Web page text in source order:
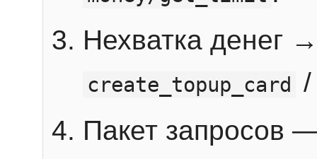
Нехватка денег
create_topup_card
Пакет запросов